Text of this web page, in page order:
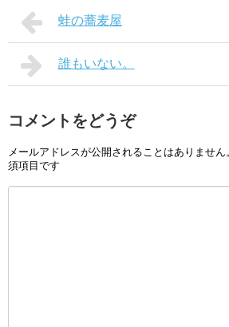
蛙の蕎麦屋
誰もいない。
コメントをどうぞ
メールアドレスが公開されることはありません
須項目です